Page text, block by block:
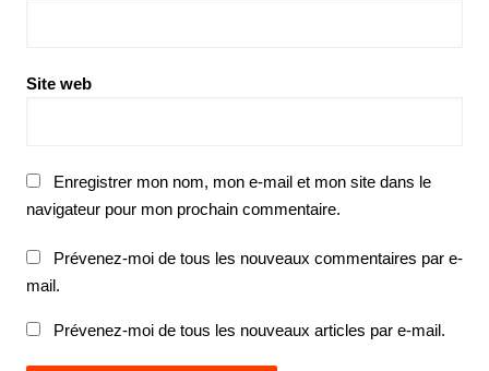
Site web
Enregistrer mon nom, mon e-mail et mon site dans le
navigateur pour mon prochain commentaire.
Prévenez-moi de tous les nouveaux commentaires par e-
mail.
Prévenez-moi de tous les nouveaux articles par e-mail.